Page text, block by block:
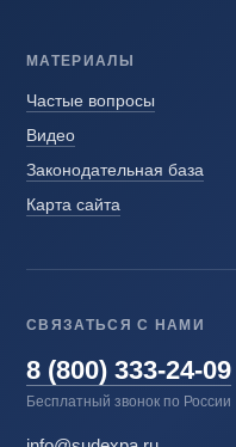
МАТЕРИАЛЫ
Частые вопросы
Видео
Законодательная база
Карта сайта
СВЯЗАТЬСЯ С НАМИ
8 (800) 333-24-09
Бесплатный звонок по России